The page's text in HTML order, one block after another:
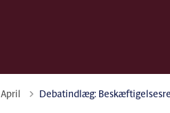
Tilbage til
April Debatindlæg: